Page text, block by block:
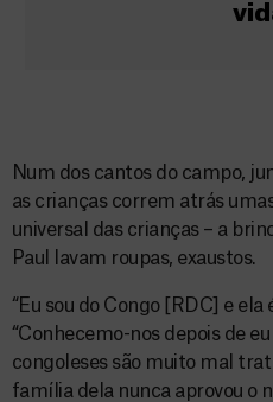
Num dos cantos do campo,
as crianças correm atrás
universal das crianças – a
Paul lavam roupas, exaustos.
“Eu sou do Congo [RDC] e ela
“Conhecemo-nos depois de
congoleses são muito mal
família dela nunca aprovou o